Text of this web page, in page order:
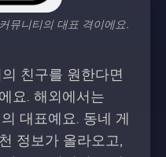
뮤니티의 대표 격이에요.
친구를 원한다면
요. 해외에서는
대표예요. 동네 게
정보가 올라오고,